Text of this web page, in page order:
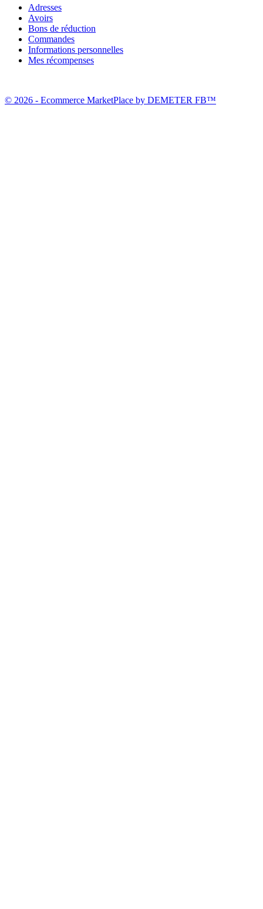
Adresses
Avoirs
Bons de réduction
Commandes
Informations personnelles
Mes récompenses
© 2026 - Ecommerce MarketPlace by DEMETER FB™